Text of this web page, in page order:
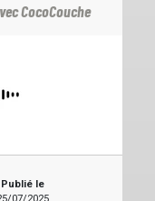
CocoCouche
Publié le